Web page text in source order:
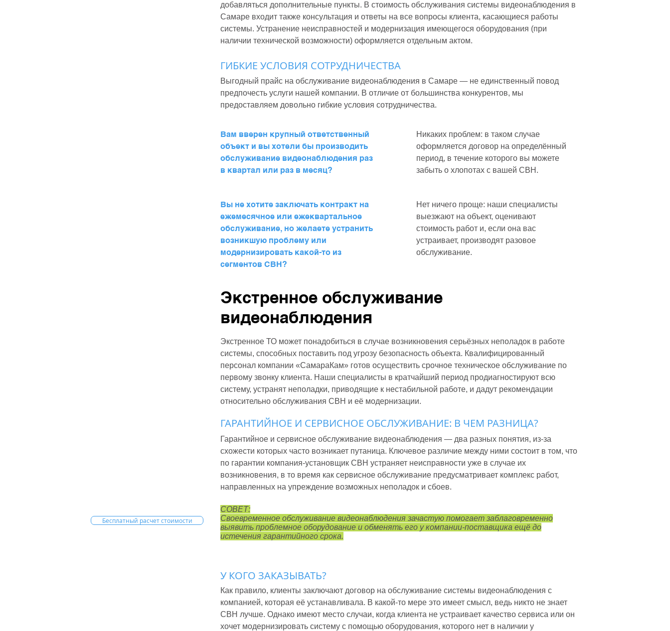
добавляться дополнительные пункты. В стоимость обслуживания системы видеонаблюдения в
Самаре входит также консультация и ответы на все вопросы клиента, касающиеся работы
системы. Устранение неисправностей и модернизация имеющегося оборудования (при
наличии технической возможности) оформляется отдельным актом.
ГИБКИЕ УСЛОВИЯ СОТРУДНИЧЕСТВА
Выгодный прайс на обслуживание видеонаблюдения в Самаре — не единственный повод
предпочесть услуги нашей компании. В отличие от большинства конкурентов, мы
предоставляем довольно гибкие условия сотрудничества.
Вам вверен крупный ответственный
объект и вы хотели бы производить
обслуживание видеонаблюдения раз
в квартал или раз в месяц?
Никаких проблем: в таком случае
оформляется договор на определённый
период, в течение которого вы можете
забыть о хлопотах с вашей СВН.
Вы не хотите заключать контракт на
ежемесячное или ежеквартальное
обслуживание, но желаете устранить
возникшую проблему или
модернизировать какой-то из
сегментов СВН?
Нет ничего проще: наши специалисты
выезжают на объект, оценивают
стоимость работ и, если она вас
устраивает, производят разовое
обслуживание.
Экстренное обслуживание
видеонаблюдения
Экстренное ТО может понадобиться в случае возникновения серьёзных неполадок в работе
системы, способных поставить под угрозу безопасность объекта. Квалифицированный
персонал компании «СамараКам» готов осуществить срочное техническое обслуживание по
первому звонку клиента. Наши специалисты в кратчайший период продиагностируют всю
систему, устранят неполадки, приводящие к нестабильной работе, и дадут рекомендации
относительно обслуживания СВН и её модернизации.
ГАРАНТИЙНОЕ И СЕРВИСНОЕ ОБСЛУЖИВАНИЕ: В ЧЕМ РАЗНИЦА?
Бесплатный расчет стоимости
Гарантийное и сервисное обслуживание видеонаблюдения — два разных понятия, из-за
схожести которых часто возникает путаница. Ключевое различие между ними состоит в том, что
по гарантии компания-установщик СВН устраняет неисправности уже в случае их
возникновения, в то время как сервисное обслуживание предусматривает комплекс работ,
направленных на упреждение возможных неполадок и сбоев.
СОВЕТ:
Своевременное обслуживание видеонаблюдения зачастую помогает заблаговременно
выявить проблемное оборудование и обменять его у компании-поставщика ещё до
истечения гарантийного срока.
У КОГО ЗАКАЗЫВАТЬ?
Как правило, клиенты заключают договор на обслуживание системы видеонаблюдения с
компанией, которая её устанавливала. В какой-то мере это имеет смысл, ведь никто не знает
СВН лучше. Однако имеют место случаи, когда клиента не устраивает качество сервиса или он
хочет модернизировать систему с помощью оборудования, которого нет в наличии у